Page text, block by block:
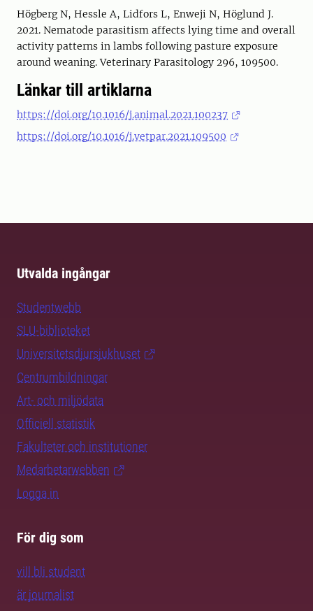
Högberg N, Hessle A, Lidfors L, Enweji N, Höglund J.
2021. Nematode parasitism affects lying time and overall
activity patterns in lambs following pasture exposure
around weaning. Veterinary Parasitology 296, 109500.
Länkar till artiklarna
https://doi.org/10.1016/j.animal.2021.100237
https://doi.org/10.1016/j.vetpar.2021.109500
Utvalda ingångar
Studentwebb
SLU-biblioteket
Universitetsdjursjukhuset
Centrumbildningar
Art- och miljödata
Officiell statistik
Fakulteter och institutioner
Medarbetarwebben
Logga in
För dig som
vill bli student
är journalist